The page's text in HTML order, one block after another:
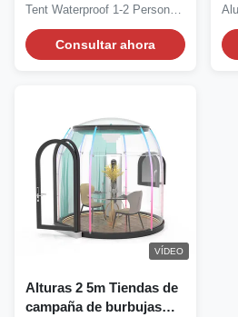
Tent Waterproof 1-2 Person
Bubble Tent for...
Consultar ahora
VÍDEO
Alturas 2 5m Tiendas de
campaña de burbujas